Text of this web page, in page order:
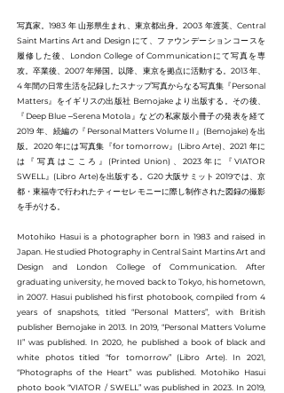
写真家。1983 年 山形県生まれ、東京都出身。2003 年渡英、Central
Saint Martins Art and Design にて、ファウンデーションコースを
履修した後、London College of Communicationにて写真を専
攻。卒業後、2007 年帰国。以降、東京を拠点に活動する。2013 年、
4 年間の日常生活を記録したスナップ写真からなる写真集『Personal
Matters』をイギリスの出版社 Bemojake より出版する。その後、
『Deep Blue ‒Serena Motola』などの私家版小冊子の発表を経て
2019 年、続編の『Personal Matters Volume II』(Bemojake)を出
版。2020 年には写真集『for tomorrow』(Libro Arte)、2021 年に
は『写真はこころ』(Printed Union)、2023年に『VIATOR
SWELL』(Libro Arte)を出版する。G20 大阪サミット 2019では、京
都・東福寺で行われたティーセレモニーに際し制作された図録の撮影
を手がける。
Motohiko Hasui is a photographer born in 1983 and raised in
Japan. He studied Photography in Central Saint Martins Art and
Design and London College of Communication. After
graduating university, he moved back to Tokyo, his hometown,
in 2007. Hasui published his first photobook, compiled from 4
years of snapshots, titled “Personal Matters”, with British
publisher Bemojake in 2013. In 2019, “Personal Matters Volume
II” was published. In 2020, he published a book of black and
white photos titled “for tomorrow” (Libro Arte). In 2021,
“Photographs of the Heart” was published. Motohiko Hasui
photo book “VIATOR / SWELL” was published in 2023. In 2019,